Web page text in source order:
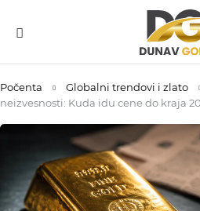
Počenta Globalni trendovi i zlato
neizvesnosti: Kuda idu cene do kraja